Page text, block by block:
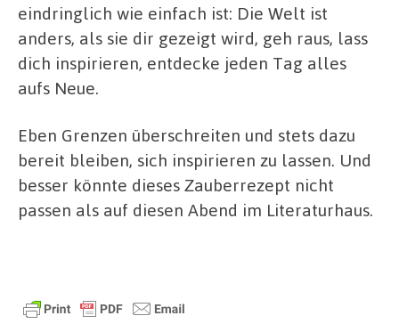
eindringlich wie einfach ist: Die Welt ist
anders, als sie dir gezeigt wird, geh raus, lass
dich inspirieren, entdecke jeden Tag alles
aufs Neue.
Eben Grenzen überschreiten und stets dazu
bereit bleiben, sich inspirieren zu lassen. Und
besser könnte dieses Zauberrezept nicht
passen als auf diesen Abend im Literaturhaus.